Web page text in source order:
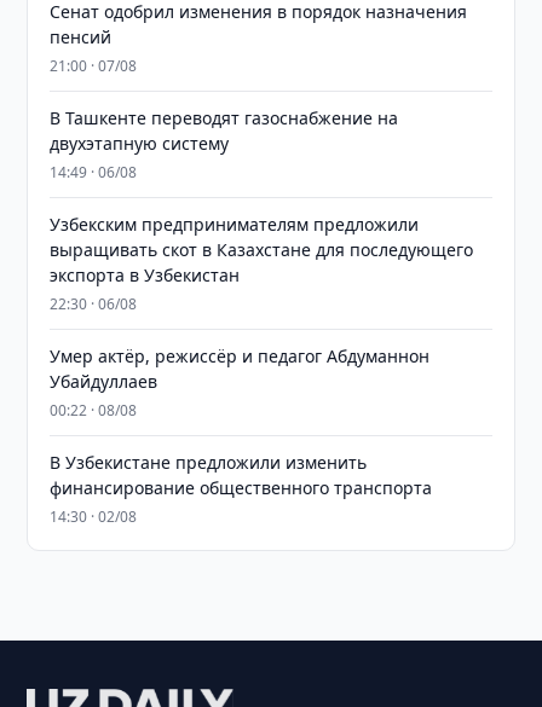
Сенат одобрил изменения в порядок назначения
пенсий
21:00 · 07/08
В Ташкенте переводят газоснабжение на
двухэтапную систему
14:49 · 06/08
Узбекским предпринимателям предложили
выращивать скот в Казахстане для последующего
экспорта в Узбекистан
22:30 · 06/08
Умер актёр, режиссёр и педагог Абдуманнон
Убайдуллаев
00:22 · 08/08
В Узбекистане предложили изменить
финансирование общественного транспорта
14:30 · 02/08